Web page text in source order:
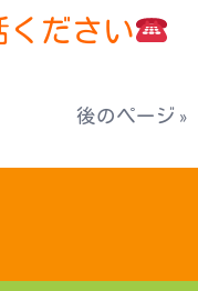
ください
後のページ »